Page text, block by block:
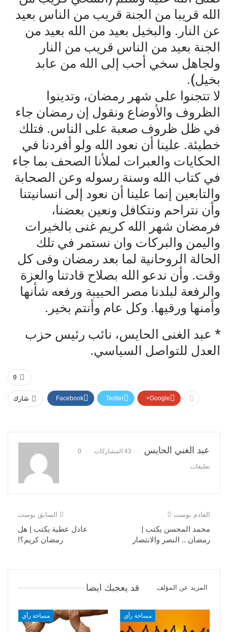
الله قريبا من الجنة قريب من الناس بعيد
عن النار. والبخيل بعيد من الله بعيد من
الجنة بعيد من الناس قريب من النار
ولجاهل سخي أحب إلى الله من عابد
بخيل).
لا تتجنوا على شهر رمضان، وتدينوا
الظروف والأوضاع ونقول إن رمضان جاء
في ظل ظروف صعبة على الناس. فتلك
خطيئة. علينا أن نعود الله ولو أفردنا في
الحكايات والعبرات لملأنا الصحف بما جاء
في كتاب الله وسنة رسوله وعن الصحابة
والتابعين إنما علينا أن نعود إلى انسانيتنا
وأن نتراحم ونتكافل ونعين بعضنا،
فرمضان شهر الله كريم غنى بالخيرات
واليمن والبركات وان نستمر في تلك
الحالة الروحانية لما بعد رمضان وفى كل
وقت. وأن ندعو الله بصلاح قادتنا والعزة
والرفعة لبلدنا مصر الحبيبة ورفعه شأنها
وأمنها ورقيها. وكل عام وأنتم بخير.
* عبد الغنى الحايس، نائب رئيس حزب
العدل للتواصل السياسي.
0
شارك Facebook Twitter Google+
عبد الغني الحايس 43 المشاركات 0
تعليقات
السابق بوست
عادل عطية يكتب | هل
رمضان كريم؟!
القادم بوست
محمد المحسن يكتب |
رمضان .. النصر والانتصار
قد يعجبك ايضا المزيد عن المؤلف
مساحة رأي مساحة رأي